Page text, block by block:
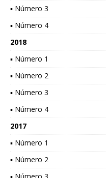
▪ Número 3
▪ Número 4
2018
▪ Número 1
▪ Número 2
▪ Número 3
▪ Número 4
2017
▪ Número 1
▪ Número 2